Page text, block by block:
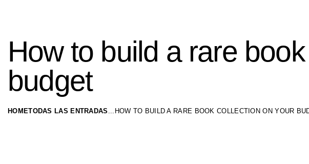
How to build a rare
budget
HOMETODAS LAS ENTRADAS ... HOW TO BUILD A RARE BOOK COLLECTION ON YOUR